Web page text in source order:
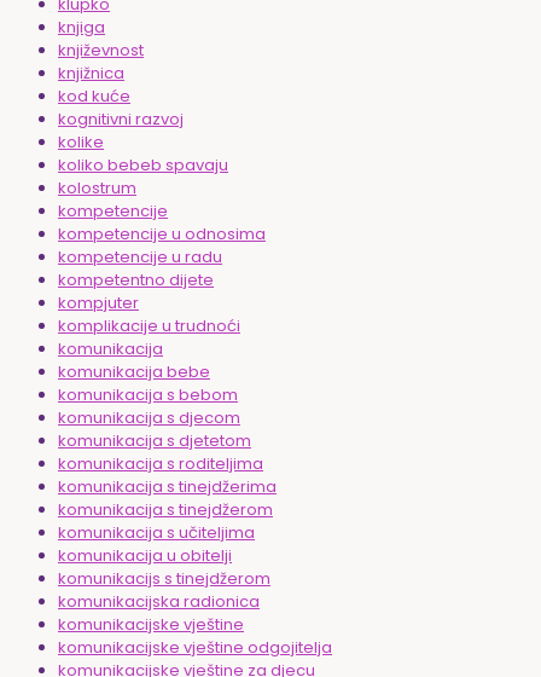
knjiga
književnost
knjižnica
kod kuće
kognitivni razvoj
kolike
koliko bebeb spavaju
kolostrum
kompetencije
kompetencije u odnosima
kompetencije u radu
kompetentno dijete
kompjuter
komplikacije u trudnoći
komunikacija
komunikacija bebe
komunikacija s bebom
komunikacija s djecom
komunikacija s djetetom
komunikacija s roditeljima
komunikacija s tinejdžerima
komunikacija s tinejdžerom
komunikacija s učiteljima
komunikacija u obitelji
komunikacijs s tinejdžerom
komunikacijska radionica
komunikacijske vještine
komunikacijske vještine odgojitelja
komunikacijske vještine za djecu